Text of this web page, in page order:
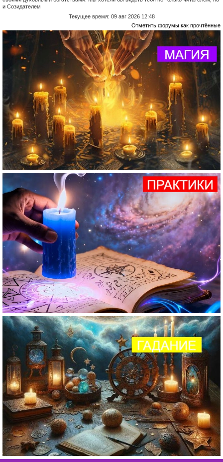
и Созидателем
Текущее время: 09 авг 2026 12:48
Отметить форумы как прочтённые